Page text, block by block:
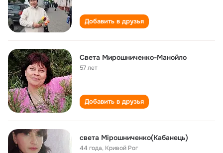
Добавить в друзья
Света Мирошниченко-Манойло
57 лет
Добавить в друзья
света Мірошниченко(Кабанець)
44 года, Кривой Рог